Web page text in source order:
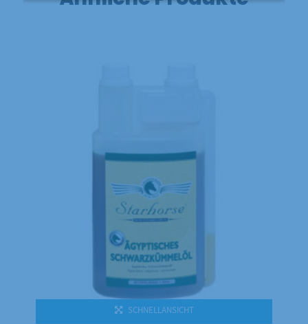
SCHNELLANSICHT